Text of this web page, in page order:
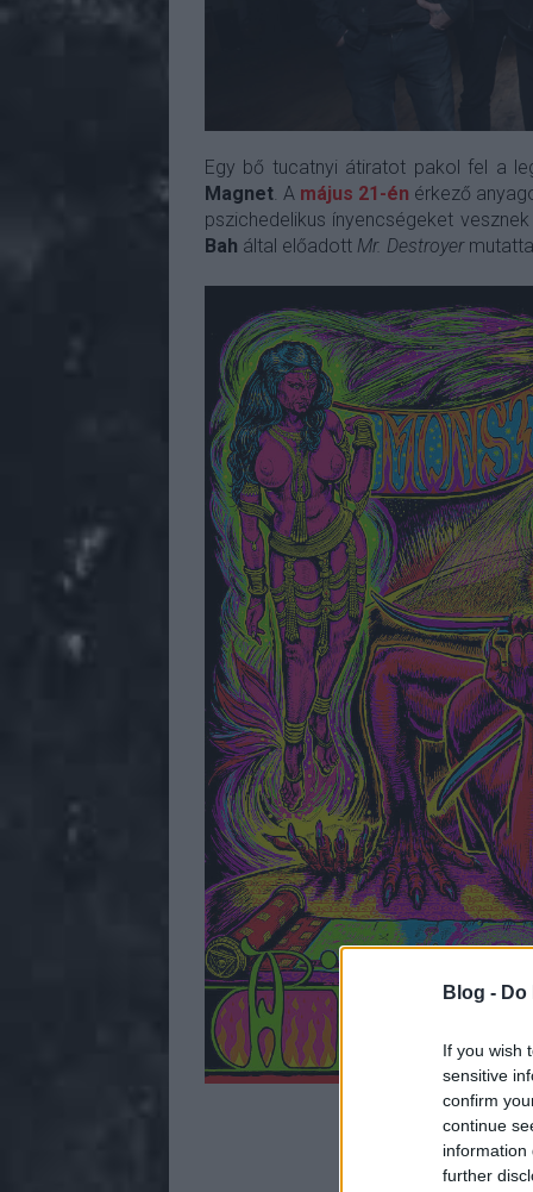
Blog -
If you wish
sensitive
confirm
continue
information
further
Egy bő tucatnyi átiratot pakol fel a
Magnet. A május 21-én érkező
pszichedelikus ínyencségeket
Bah által előadott Mr. Destroyer